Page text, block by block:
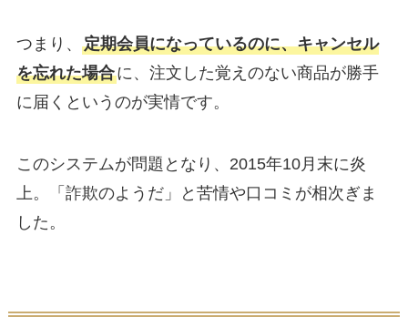
つまり、 定期会員になっているのに、キャンセル
を忘れた場合に、注文した覚えのない商品が勝手
に届くというのが実情です。
このシステムが問題となり、2015年10月末に炎
上。「詐欺のようだ」と苦情や口コミが相次ぎま
した。